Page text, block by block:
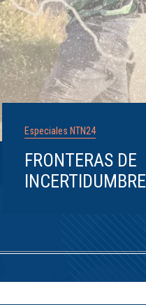
Especiales NTN24
FRONTERAS DE
INCERTIDUMBRE